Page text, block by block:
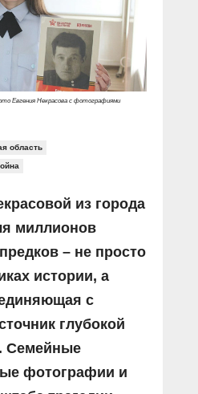
Евгения Некрасова с фотографиями
область
из города
миллионов
– не просто
истории, а
с
глубокой
Семейные
фотографии и